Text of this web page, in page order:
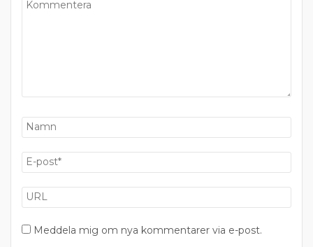
Meddela mig om nya kommentarer via e-post.